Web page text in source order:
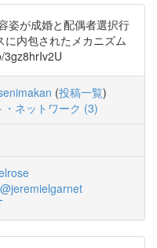
姿が成婚と配偶者選択行
内包されたメカニズム
3gz8hrIv2U
(投稿一覧)
・ネットワーク (3)
@jeremielgarnet